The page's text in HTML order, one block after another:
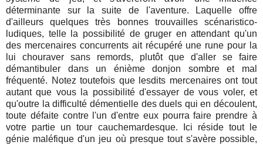
déterminante sur la suite de l'aventure. Laquelle offre
d'ailleurs quelques très bonnes trouvailles scénaristico-
ludiques, telle la possibilité de gruger en attendant qu'un
des mercenaires concurrents ait récupéré une rune pour la
lui chouraver sans remords, plutôt que d'aller se faire
démantibuler dans un énième donjon sombre et mal
fréquenté. Notez toutefois que lesdits mercenaires ont tout
autant que vous la possibilité d'essayer de vous voler, et
qu'outre la difficulté démentielle des duels qui en découlent,
toute défaite contre l'un d'entre eux pourra faire prendre à
votre partie un tour cauchemardesque. Ici réside tout le
génie maléfique d'un jeu où presque tout s'avère possible,